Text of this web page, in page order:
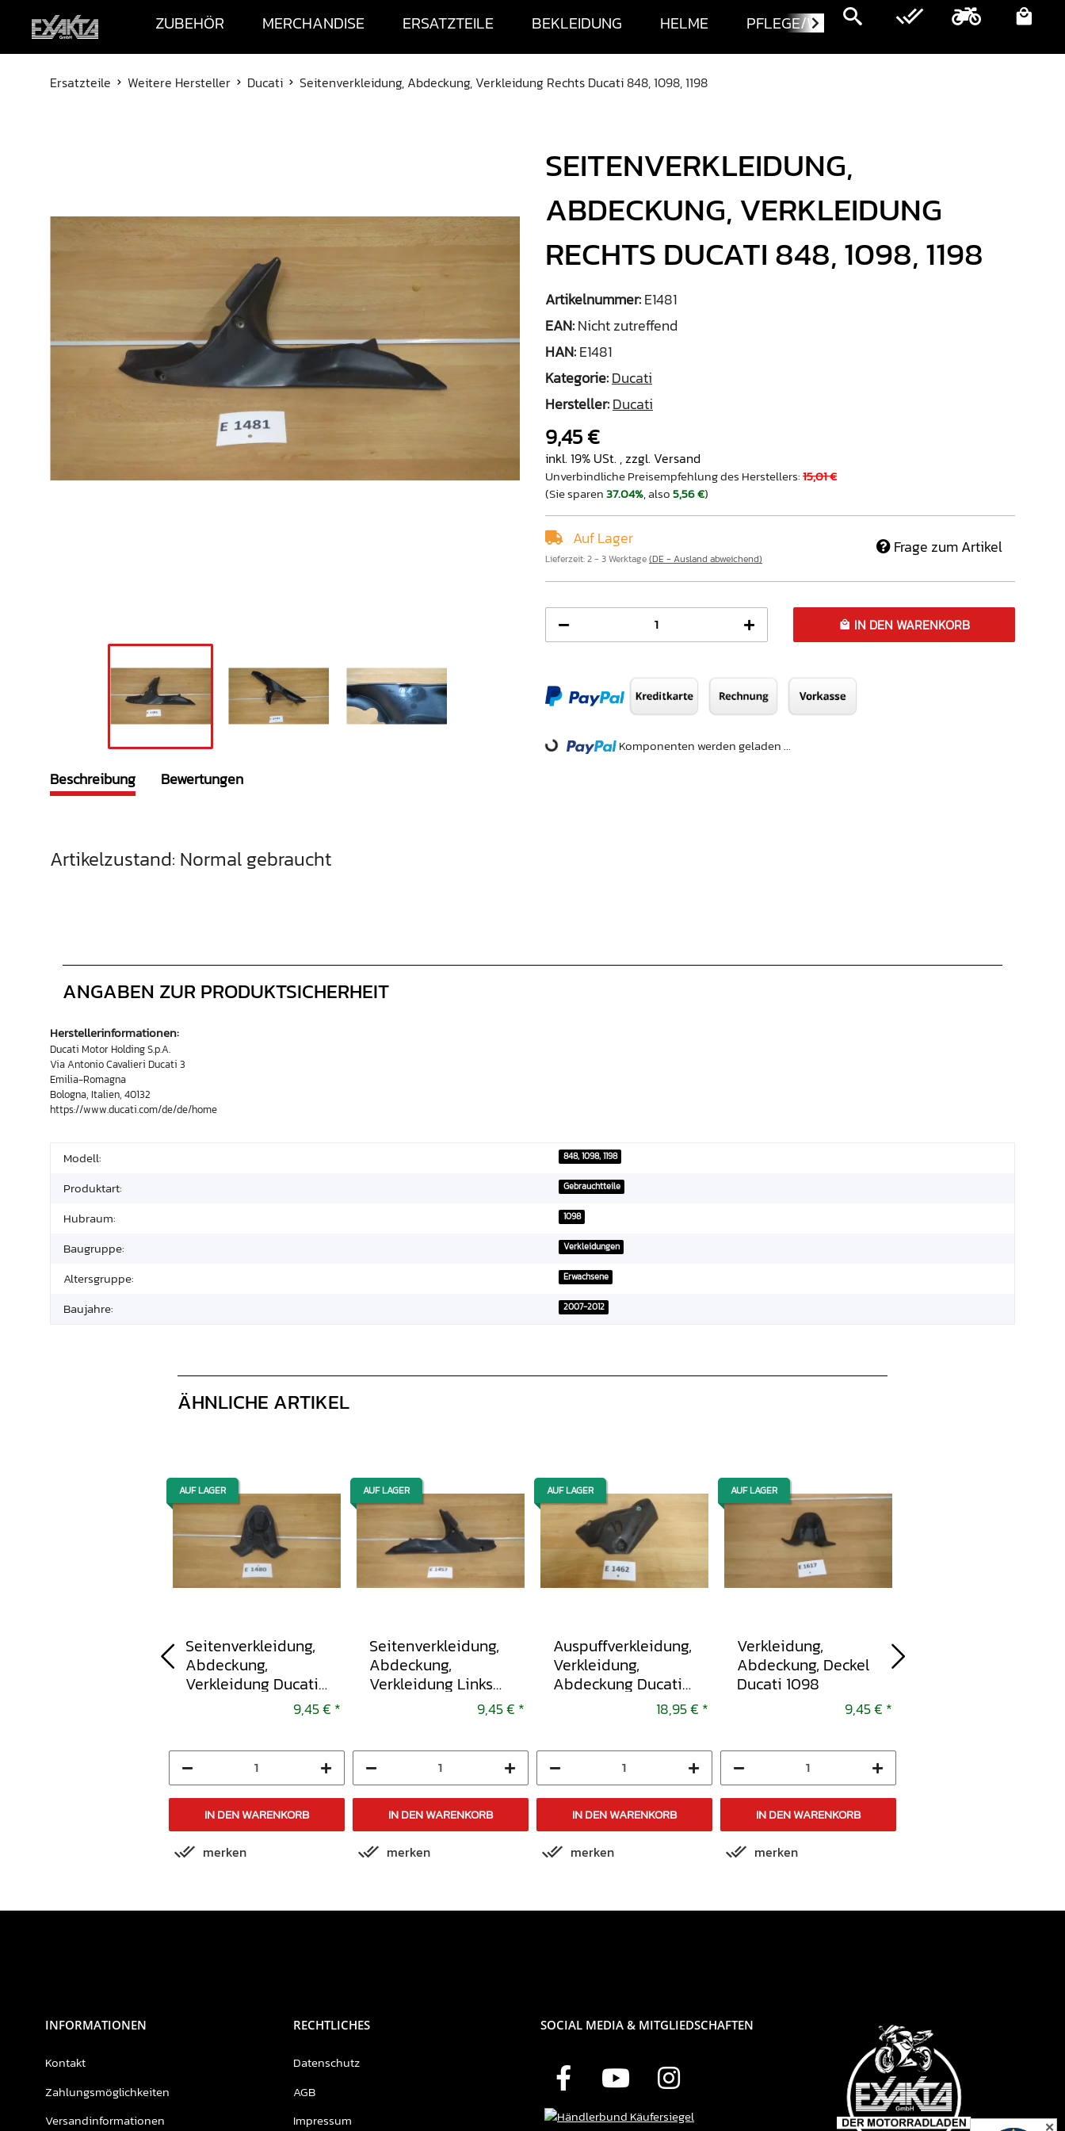
ZUBEHÖR MERCHANDISE ERSATZTEILE BEKLEIDUNG HELME PFLEGE/WARTUNG MOTORRÄDER
Ersatzteile Weitere Hersteller Ducati Seitenverkleidung, Abdeckung, Verkleidung Rechts Ducati 848, 1098, 1198
SEITENVERKLEIDUNG,
ABDECKUNG, VERKLEIDUNG
RECHTS DUCATI 848, 1098, 1198
Artikelnummer:E1481
EAN:Nicht zutreffend
HAN:E1481
Kategorie:Ducati
Hersteller:Ducati
9,45 €
inkl. 19% USt. , zzgl. Versand
Unverbindliche Preisempfehlung des Herstellers:15,01 €
(Sie sparen37.04%, also5,56 €)
Auf Lager
Lieferzeit:2 - 3 Werktage(DE - Ausland abweichend)
Frage zum Artikel
IN DEN WARENKORB
Loading... Komponenten werden geladen ...
Beschreibung Bewertungen
Artikelzustand: Normal gebraucht
ANGABEN ZUR PRODUKTSICHERHEIT
Herstellerinformationen:
Ducati Motor Holding S.p.A.
Via Antonio Cavalieri Ducati 3
Emilia-Romagna
Bologna, Italien, 40132
https://www.ducati.com/de/de/home
Modell: 848, 1098, 1198
Produktart: Gebrauchtteile
Hubraum: 1098
Baugruppe: Verkleidungen
Altersgruppe: Erwachsene
Baujahre: 2007-2012
ÄHNLICHE ARTIKEL
AUF LAGER
Seitenverkleidung,
Abdeckung,
Verkleidung Ducati
9,45 € *
IN DEN WARENKORB
merken
AUF LAGER
Seitenverkleidung,
Abdeckung,
Verkleidung Links
Ducati 848, 1098, 1198
9,45 € *
IN DEN WARENKORB
merken
AUF LAGER
Auspuffverkleidung,
Verkleidung,
Abdeckung Ducati
18,95 € *
IN DEN WARENKORB
merken
AUF LAGER
Verkleidung,
Abdeckung, Deckel
Ducati 1098
9,45 € *
IN DEN WARENKORB
merken
INFORMATIONEN
Kontakt
Zahlungsmöglichkeiten
Versandinformationen
RECHTLICHES
Datenschutz
AGB
Impressum
SOCIAL MEDIA & MITGLIEDSCHAFTEN